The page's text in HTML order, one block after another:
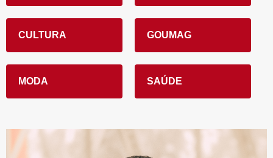
CULTURA GOUMAG
MODA SAÚDE